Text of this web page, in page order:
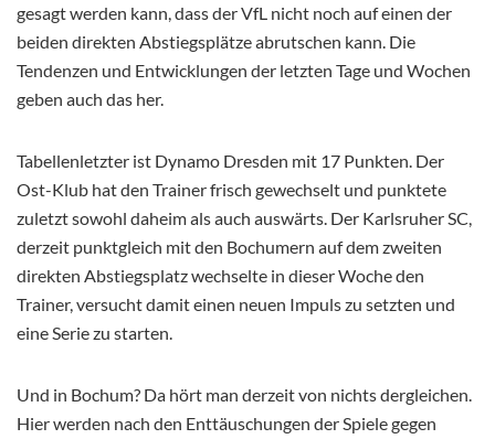
gesagt werden kann, dass der VfL nicht noch auf einen der
beiden direkten Abstiegsplätze abrutschen kann. Die
Tendenzen und Entwicklungen der letzten Tage und Wochen
geben auch das her.
Tabellenletzter ist Dynamo Dresden mit 17 Punkten. Der
Ost-Klub hat den Trainer frisch gewechselt und punktete
zuletzt sowohl daheim als auch auswärts. Der Karlsruher SC,
derzeit punktgleich mit den Bochumern auf dem zweiten
direkten Abstiegsplatz wechselte in dieser Woche den
Trainer, versucht damit einen neuen Impuls zu setzten und
eine Serie zu starten.
Und in Bochum? Da hört man derzeit von nichts dergleichen.
Hier werden nach den Enttäuschungen der Spiele gegen